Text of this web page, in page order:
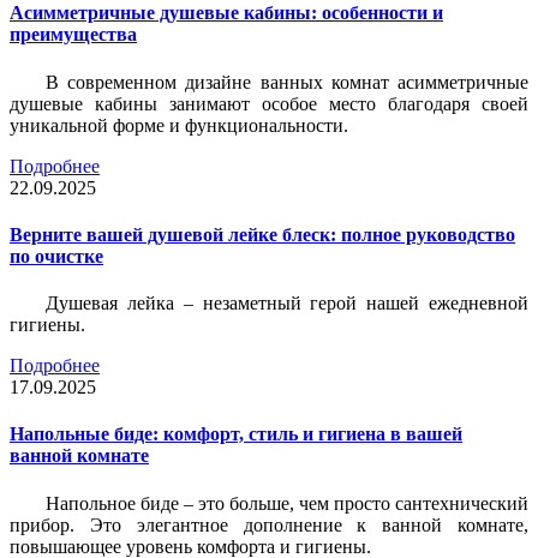
Асимметричные душевые кабины: особенности и
преимущества
В современном дизайне ванных комнат асимметричные
душевые кабины занимают особое место благодаря своей
уникальной форме и функциональности.
Подробнее
22.09.2025
Верните вашей душевой лейке блеск: полное руководство
по очистке
Душевая лейка – незаметный герой нашей ежедневной
гигиены.
Подробнее
17.09.2025
Напольные биде: комфорт, стиль и гигиена в вашей
ванной комнате
Напольное биде – это больше, чем просто сантехнический
прибор. Это элегантное дополнение к ванной комнате,
повышающее уровень комфорта и гигиены.